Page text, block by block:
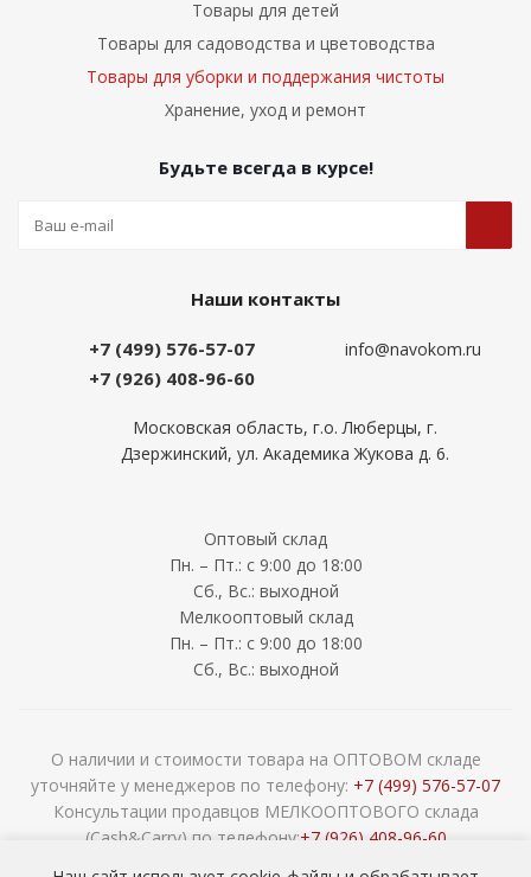
Товары для детей
Товары для садоводства и цветоводства
Товары для уборки и поддержания чистоты
Хранение, уход и ремонт
Будьте всегда в курсе!
Наши контакты
+7 (499) 576-57-07
+7 (926) 408-96-60
info@navokom.ru
Московская область, г.о. Люберцы, г.
Дзержинский, ул. Академика Жукова д. 6.
Оптовый склад
Пн. – Пт.: с 9:00 до 18:00
Сб., Вс.: выходной
Мелкооптовый склад
Пн. – Пт.: с 9:00 до 18:00
Сб., Вс.: выходной
О наличии и стоимости товара на ОПТОВОМ складе
уточняйте у менеджеров по телефону: +7 (499) 576-57-07
Консультации продавцов МЕЛКООПТОВОГО склада
(Cash&Carry) по телефону:+7 (926) 408-96-60